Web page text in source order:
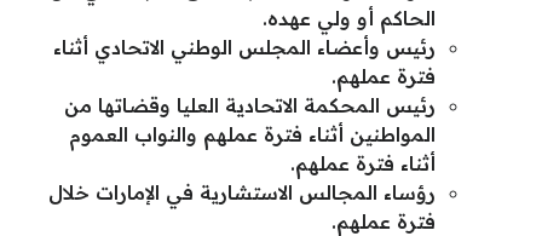
الحاكم أو ولي عهده.
رئيس وأعضاء المجلس الوطني الاتحادي أثناء
فترة عملهم.
رئيس المحكمة الاتحادية العليا وقضاتها من
المواطنين أثناء فترة عملهم والنواب العموم
أثناء فترة عملهم.
رؤساء المجالس الاستشارية في الإمارات خلال
فترة عملهم.